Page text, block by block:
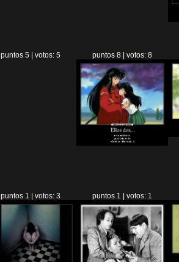
puntos 5 | votos: 5 puntos 8 | votos: 8
puntos 1 | votos: 3 puntos 1 | votos: 1